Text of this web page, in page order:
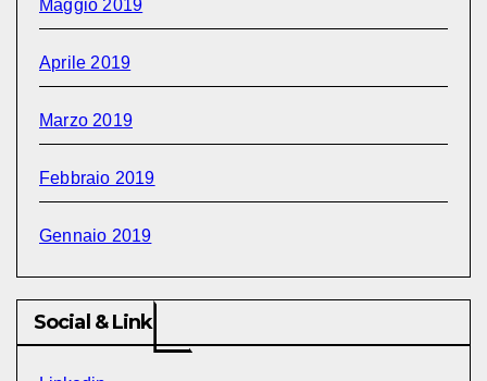
Maggio 2019
Aprile 2019
Marzo 2019
Febbraio 2019
Gennaio 2019
Social & Link